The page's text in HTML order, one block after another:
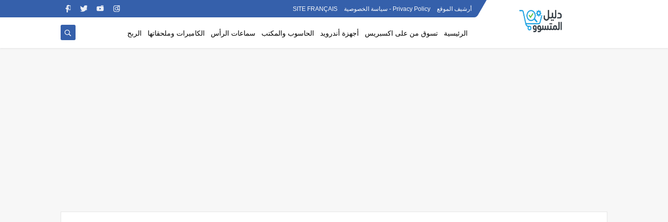
أرشيف الموقع Privacy Policy - سياسة الخصوصية SITE FRANÇAIS
الرئيسية تسوق من على اكسبريس أجهزة أندرويد الحاسوب والمكتب سماعات الرأس الكاميرات وملحقاتها الربح